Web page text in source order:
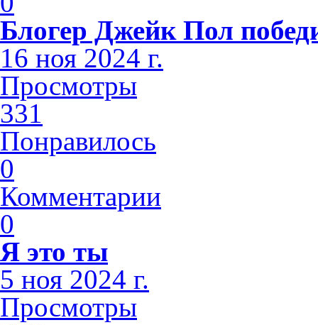
Блогер Джейк Пол
16 ноя 2024 г.
Просмотры
331
Понравилось
0
Комментарии
0
Я это ты
5 ноя 2024 г.
Просмотры